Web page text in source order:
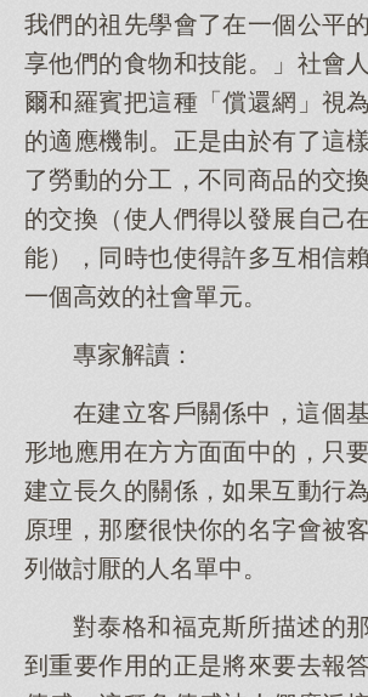
我們的祖先學會了在一個公平
享他們的食物和技能。」社會
爾和羅賓把這種「償還網」視
的適應機制。正是由於有了這
了勞動的分工，不同商品的交
的交換（使人們得以發展自己
能），同時也使得許多互相信
一個高效的社會單元。
專家解讀：
在建立客戶關係中，這個
形地應用在方方面面中的，只
建立長久的關係，如果互動行
原理，那麼很快你的名字會被
列做討厭的人名單中。
對泰格和福克斯所描述的
到重要作用的正是將來要去報